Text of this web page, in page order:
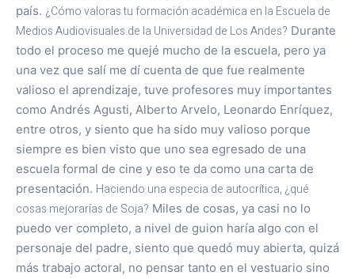
país. ¿Cómo valoras tu formación académica en la Escuela de
Medios Audiovisuales de la Universidad de Los Andes? Durante
todo el proceso me quejé mucho de la escuela, pero ya
una vez que salí me dí cuenta de que fue realmente
valioso el aprendizaje, tuve profesores muy importantes
como Andrés Agusti, Alberto Arvelo, Leonardo Enríquez,
entre otros, y siento que ha sido muy valioso porque
siempre es bien visto que uno sea egresado de una
escuela formal de cine y eso te da como una carta de
presentación. Haciendo una especia de autocrítica, ¿qué
cosas mejorarías de Soja? Miles de cosas, ya casi no lo
puedo ver completo, a nivel de guion haría algo con el
personaje del padre, siento que quedó muy abierta, quizá
más trabajo actoral, no pensar tanto en el vestuario sino